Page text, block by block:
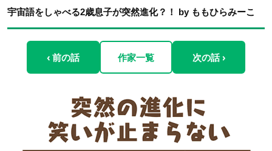
宇宙語をしゃべる2歳息子が突然進化？！ by ももひらみーこ
‹ 前の話 作家一覧 次の話 ›